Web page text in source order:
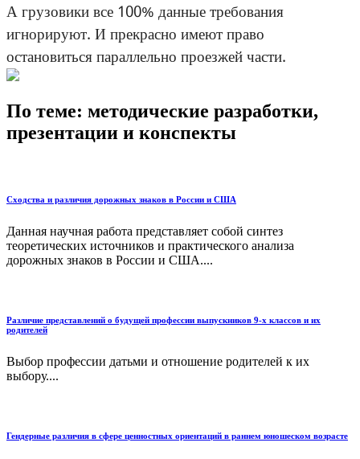
А грузовики все 100% данные требования
игнорируют. И прекрасно имеют право
остановиться параллельно проезжей части.
По теме: методические разработки,
презентации и конспекты
Сходства и различия дорожных знаков в России и США
Данная научная работа представляет собой синтез
теоретических источников и практического анализа
дорожных знаков в России и США....
Различие представлений о будущей профессии выпускников 9-х классов и их
родителей
Выбор профессии датьми и отношение родителей к их
выбору....
Гендерные различия в сфере ценностных ориентаций в раннем юношеском возрасте